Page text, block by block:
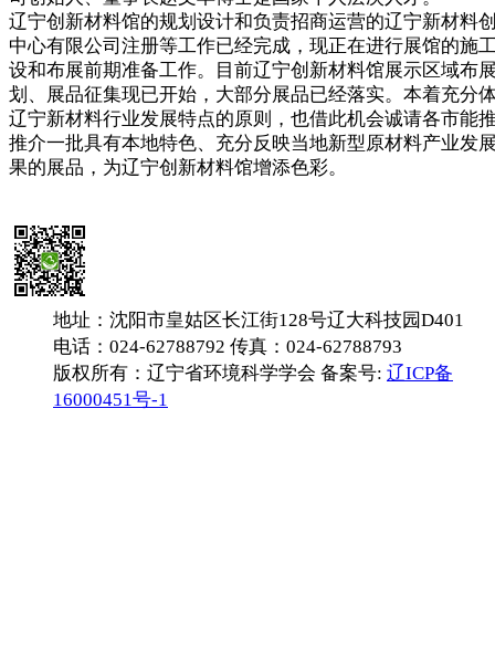
辽宁创新材料馆的规划设计和负责招商运营的辽宁新材料
中心有限公司注册等工作已经完成，现正在进行展馆的施
设和布展前期准备工作。目前辽宁创新材料馆展示区域布
划、展品征集现已开始，大部分展品已经落实。本着充分
辽宁新材料行业发展特点的原则，也借此机会诚请各市能
推介一批具有本地特色、充分反映当地新型原材料产业发
果的展品，为辽宁创新材料馆增添色彩。
地址：沈阳市皇姑区长江街128号辽大科技园D401
电话：024-62788792 传真：024-62788793
版权所有：辽宁省环境科学学会 备案号: 辽ICP备
16000451号-1